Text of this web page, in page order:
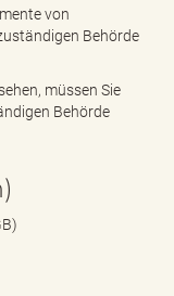
von
Behörde
müssen Sie
Behörde